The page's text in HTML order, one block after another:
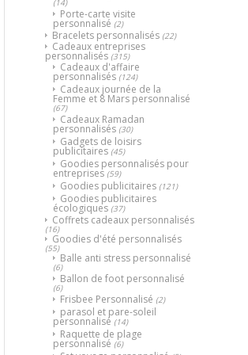
Porte-carte visite
personnalisé (2)
Bracelets personnalisés (22)
Cadeaux entreprises
personnalisés (315)
Cadeaux d'affaire
personnalisés (124)
Cadeaux journée de la
Femme et 8 Mars personnalisé
(67)
Cadeaux Ramadan
personnalisés (30)
Gadgets de loisirs
publicitaires (45)
Goodies personnalisés pour
entreprises (59)
Goodies publicitaires (121)
Goodies publicitaires
écologiques (37)
Coffrets cadeaux personnalisés
(16)
Goodies d'été personnalisés
(55)
Balle anti stress personnalisé
(6)
Ballon de foot personnalisé
(6)
Frisbee Personnalisé (2)
parasol et pare-soleil
personnalisé (14)
Raquette de plage
personnalisé (6)